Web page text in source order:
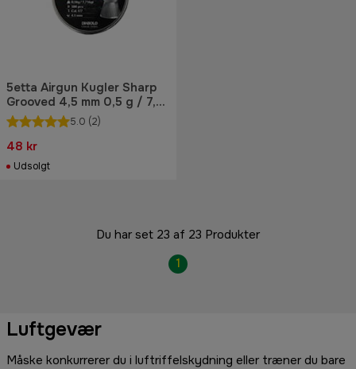
5etta Airgun Kugler Sharp
Grooved 4,5 mm 0,5 g / 7,71
gr 500 stk.5.0 (2)
48 kr
Udsolgt
Du har set 23 af 23 Produkter
1
Luftgevær
Måske konkurrerer du i luftriffelskydning eller træner du bare